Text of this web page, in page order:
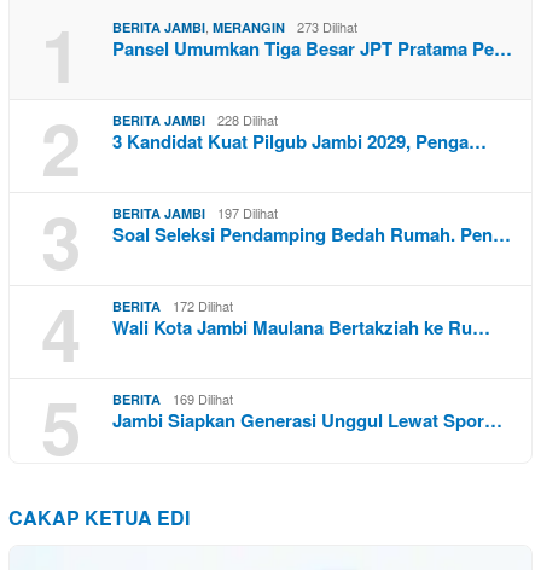
1 BERITA JAMBI, MERANGIN 273 Dilihat
Pansel Umumkan Tiga Besar JPT Pratama Pe…
2 BERITA JAMBI 228 Dilihat
3 Kandidat Kuat Pilgub Jambi 2029, Penga…
3 BERITA JAMBI 197 Dilihat
Soal Seleksi Pendamping Bedah Rumah. Pen…
4 BERITA 172 Dilihat
Wali Kota Jambi Maulana Bertakziah ke Ru…
5 BERITA 169 Dilihat
Jambi Siapkan Generasi Unggul Lewat Spor…
CAKAP KETUA EDI